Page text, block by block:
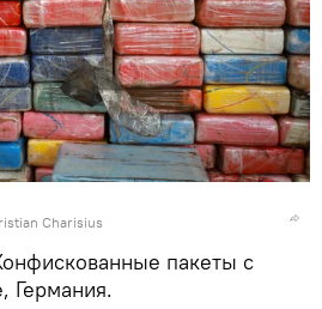
Charisius
пакеты с
Германия.